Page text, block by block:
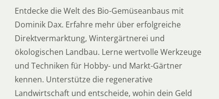
Entdecke die Welt des Bio-Gemüseanbaus mit
Dominik Dax. Erfahre mehr über erfolgreiche
Direktvermarktung, Wintergärtnerei und
ökologischen Landbau. Lerne wertvolle Werkzeuge
und Techniken für Hobby- und Markt-Gärtner
kennen. Unterstütze die regenerative
Landwirtschaft und entscheide, wohin dein Geld